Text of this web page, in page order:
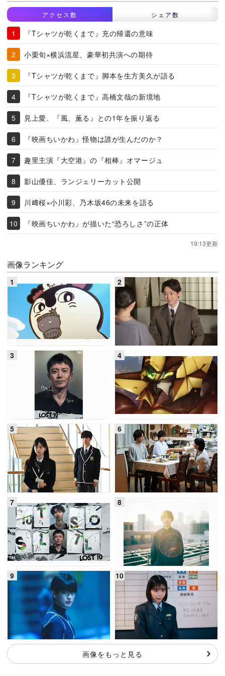
アクセス数 シェア数
『Tシャツが乾くまで』充の帰還の意味
小栗旬×横浜流星、豪華初共演への期待
『Tシャツが乾くまで』脚本を生方美久が語る
『Tシャツが乾くまで』高橋文哉の新境地
見上愛、『風、薫る』との1年を振り返る
『映画ちいかわ』怪物は誰が生んだのか？
趣里主演『大空港』の『相棒』オマージュ
影山優佳、ランジェリーカット公開
川﨑桜×小川彩、乃木坂46の未来を語る
『映画ちいかわ』が描いた“恐ろしさ”の正体
19:13更新
画像ランキング
画像をもっと見る